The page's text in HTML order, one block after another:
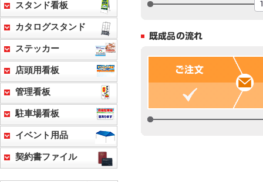
スタンド看板
カタログスタンド
ステッカー
店頭用看板
管理看板
駐車場看板
イベント用品
契約書ファイル